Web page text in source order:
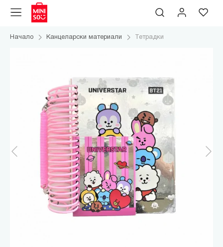
Начало Канцеларски материали Тетрадки